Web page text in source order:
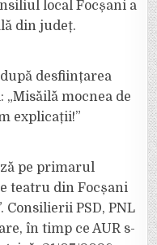
local Focșani a
din județ.
desființarea
mocnea de
explicații!”
pe primarul
teatru din Focșani
Consilierii PSD, PNL
în timp ce AUR s-